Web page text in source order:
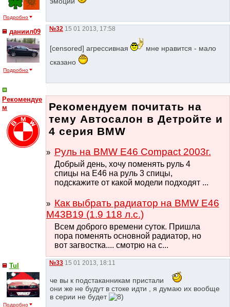
Подробно
даниил09
Подробно
№32 15 01 2013, 17:58
[censored] агрессивная
мне нравится - мало
сказано
Рекомендуе
м
Рекомендуем почитать на
тему Автосалон в Детройте и
4 серия BMW
Руль на BMW E46 Compact 2003г.
Добрый день, хочу поменять руль 4
спицы на Е46 на руль 3 спицы,
подскажите от какой модели подходят ...
Как выбрать радиатор на BMW E46
M43B19 (1.9 118 л.с.)
Всем доброго времени суток. Пришла
пора поменять основной радиатор, но
вот загвостка.... смотрю на с...
Tul
Подробно
№33 15 01 2013, 18:11
че вы к подстаканникам пристали
они же не будут в стоке идти , я думаю их вообще
в серии не будет